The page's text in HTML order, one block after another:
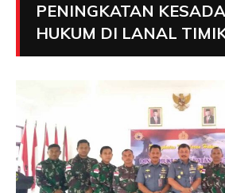
PENINGKATAN
HUKUM DI LANAL